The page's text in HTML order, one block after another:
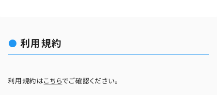
利用規約
利用規約はこちらでご確認ください。